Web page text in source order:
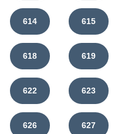
614 615
618 619
622 623
626 627